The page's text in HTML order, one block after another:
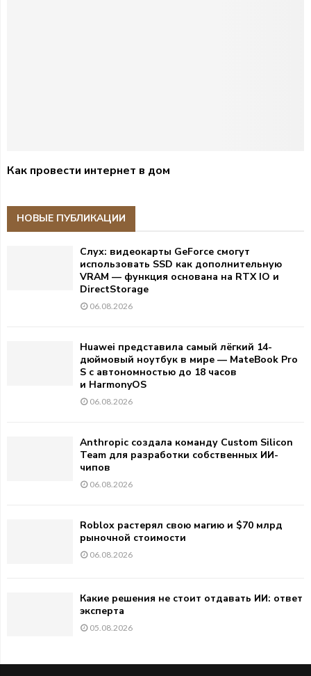
Как провести интернет в дом
НОВЫЕ ПУБЛИКАЦИИ
Слух: видеокарты GeForce смогут
использовать SSD как дополнительную
VRAM — функция основана на RTX IO и
DirectStorage
06.08.2026
Huawei представила самый лёгкий 14-
дюймовый ноутбук в мире — MateBook Pro
S с автономностью до 18 часов
и HarmonyOS
06.08.2026
Anthropic создала команду Custom Silicon
Team для разработки собственных ИИ-
чипов
06.08.2026
Roblox растерял свою магию и $70 млрд
рыночной стоимости
06.08.2026
Какие решения не стоит отдавать ИИ: ответ
эксперта
05.08.2026